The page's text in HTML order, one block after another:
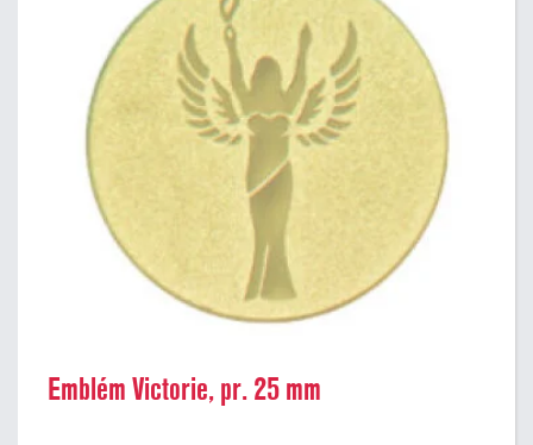
Emblém Victorie, pr. 25 mm